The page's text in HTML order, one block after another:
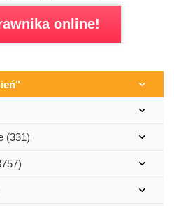
(331)
online!